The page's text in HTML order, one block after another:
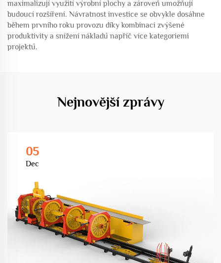
maximalizují využití výrobní plochy a zároveň umožňují
budoucí rozšíření. Návratnost investice se obvykle dosáhne
během prvního roku provozu díky kombinaci zvýšené
produktivity a snížení nákladů napříč více kategoriemi
projektů.
Nejnovější zprávy
05
Dec